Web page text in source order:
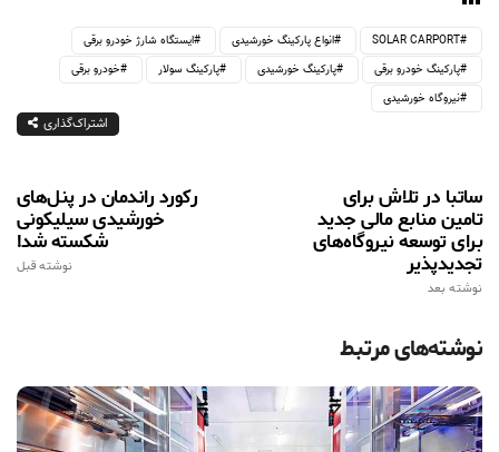
SOLAR CARPORT انواع پارکینگ خورشیدی
ایستگاه شارژ خودرو برقی
پارکینگ خودرو برقی
پارکینگ خورشیدی پارکینگ سولار
خودرو برقی
نیروگاه خورشیدی
اشتراک‌گذاری
رکورد راندمان در پنل‌های
خورشیدی سیلیکونی
شکسته شد!
نوشته قبل
ساتبا در تلاش برای
تامین منابع مالی جدید
برای توسعه نیروگاه‌های
تجدیدپذیر
نوشته بعد
نوشته‌های مرتبط